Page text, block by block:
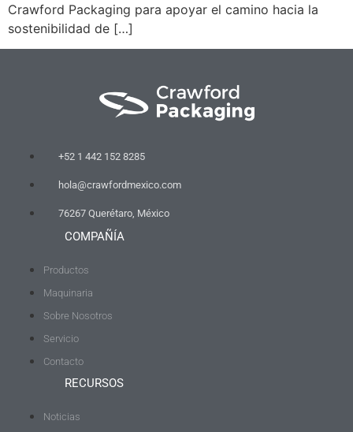
Crawford Packaging para apoyar el camino hacia la
sostenibilidad de […]
+52 1 442 152 8285
hola@crawfordmexico.com
76267 Querétaro, México
COMPAÑÍA
Productos
Maquinaria
Sobre Nosotros
Servicio
Contacto
RECURSOS
Noticias